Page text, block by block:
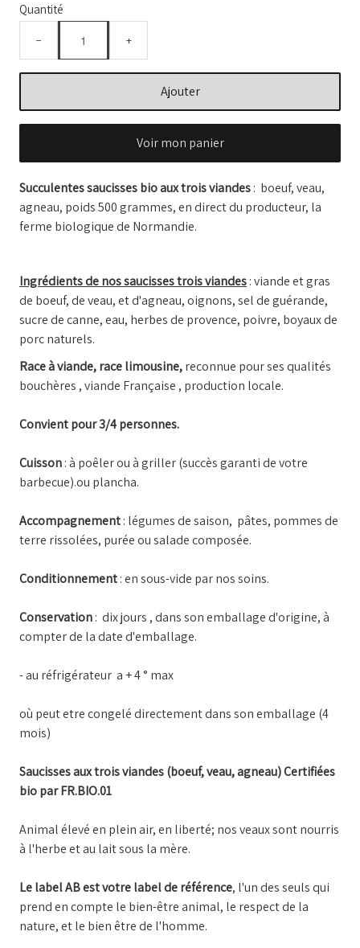
Conseils temps de cuisson
Marché frais Livré à la maison
Quantité
− +
Ajouter
Voir mon panier
Succulentes saucisses bio aux trois viandes: boeuf, veau,
agneau, poids 500 grammes, en direct du producteur, la
ferme biologique de Normandie.
Ingrédients de nos saucisses trois viandes: viande et gras
de boeuf, de veau, et d'agneau, oignons, sel de guérande,
sucre de canne, eau, herbes de provence, poivre, boyaux de
porc naturels.
Race à viande, race limousine,reconnue pour ses qualités
bouchères , viande Française , production locale.
Convient pour 3/4 personnes.
Cuisson: à poêler ou à griller (succès garanti de votre
barbecue).ou plancha.
Accompagnement: légumes de saison, pâtes, pommes de
terre rissolées, purée ou salade composée.
Conditionnement: en sous-vide par nos soins.
Conservation: dix jours , dans son emballage d'origine, à
compter de la date d'emballage.
- au réfrigérateur a + 4 ° max
où peut etre congelé directement dans son emballage (4
mois)
Saucisses aux trois viandes (boeuf, veau, agneau) Certifiées
bio par FR.BIO.01
Animal élevé en plein air, en liberté; nos veaux sont nourris
à l'herbe et au lait sous la mère.
Le label AB est votre label de référence, l'un des seuls qui
prend en compte le bien-être animal, le respect de la
nature, et le bien être de l'homme.